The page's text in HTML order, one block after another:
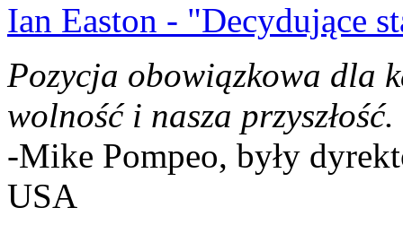
Ian Easton - "Decydujące
Pozycja obowiązkowa dla
wolność i nasza przyszłość.
-Mike Pompeo, były
USA